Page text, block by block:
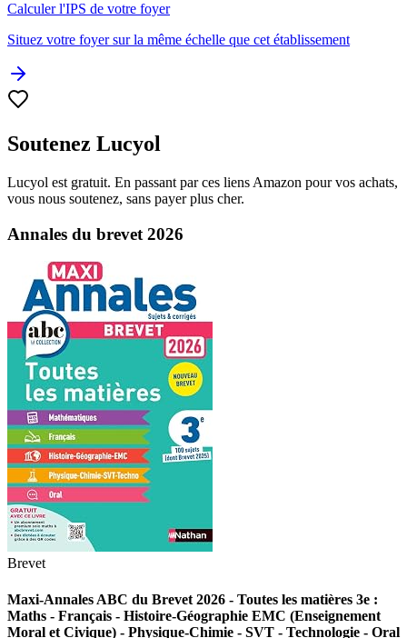
Calculer l'IPS de votre foyer
Situez votre foyer sur la même échelle que cet établissement
Soutenez Lucyol
Lucyol est gratuit. En passant par ces liens Amazon pour vos achats,
vous nous soutenez, sans payer plus cher.
Annales du brevet 2026
Brevet
Maxi-Annales ABC du Brevet 2026 - Toutes les matières 3e :
Maths - Français - Histoire-Géographie EMC (Enseignement
Moral et Civique) - Physique-Chimie - SVT - Technologie - Oral